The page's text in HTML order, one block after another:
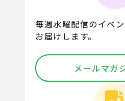
毎週水曜配信のイベ
お届けします。
メールマガ